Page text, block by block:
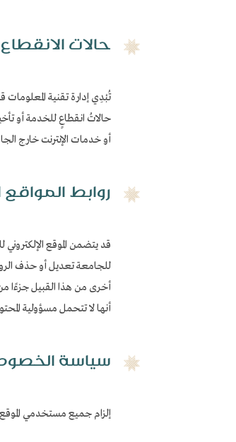
حالات
تُبْدِي إدارة تقنية
حالاتُ انقطاعٍ للخدمة أو
أو خدمات الإنترنت خارج
روابط المواقع
قد يتضمن الموقع الإلكتروني
للجامعة تعديل أو حذف
أخرى من هذا القبيل جزءًا من
أنها لا تتحمل مسؤولية
سياسة
إلزام جميع مستخدمي